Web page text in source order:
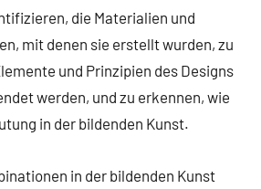
die Materialien und
mit denen sie erstellt wurden, zu
und Prinzipien des Designs
werden, und zu erkennen, wie
in der bildenden Kunst.
in der bildenden Kunst